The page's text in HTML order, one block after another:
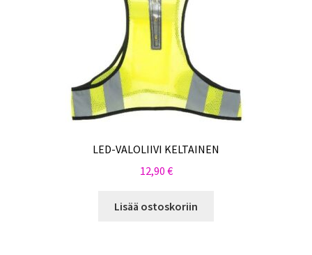
LED-VALOLIIVI KELTAINEN
12,90 €
Lisää ostoskoriin